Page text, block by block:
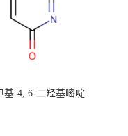
基-4, 6-二羟基嘧啶